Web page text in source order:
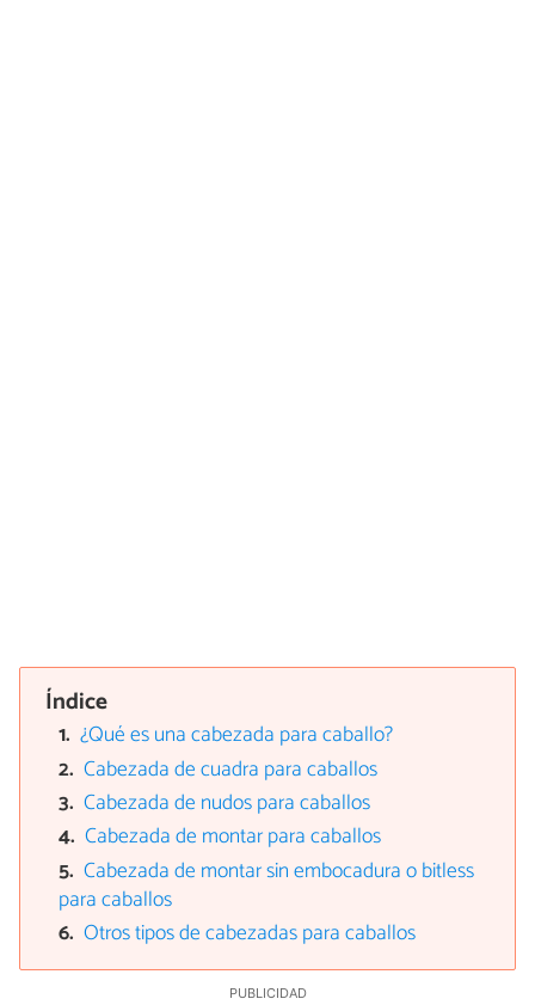
Índice
¿Qué es una cabezada para caballo?
Cabezada de cuadra para caballos
Cabezada de nudos para caballos
Cabezada de montar para caballos
Cabezada de montar sin embocadura o bitless
para caballos
Otros tipos de cabezadas para caballos